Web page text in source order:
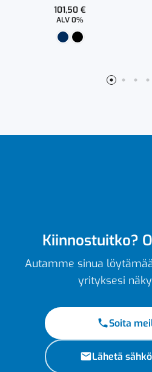
101,50€
ALV 0%
Kiinnostuitko?
Autamme sinua
yrityksesi
Soita
Lähetä